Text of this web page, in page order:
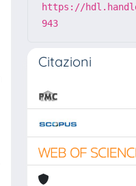
https://
943
Citazioni